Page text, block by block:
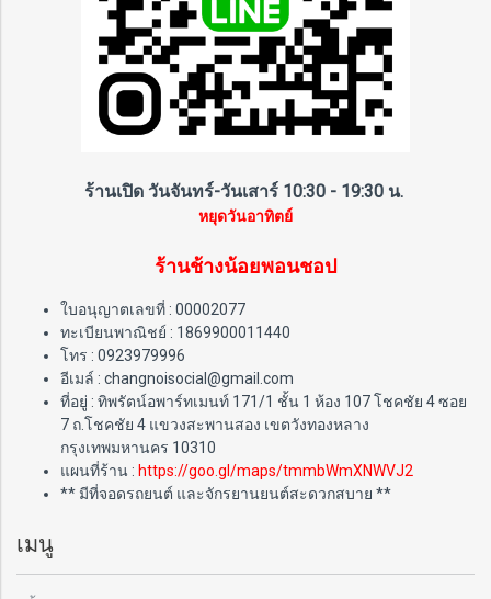
ร้านเปิด วันจันทร์-วันเสาร์ 10:30 - 19:30 น.
หยุดวันอาทิตย์
ร้านช้างน้อยพอนชอป
ใบอนุญาตเลขที่ : 00002077
ทะเบียนพาณิชย์ : 1869900011440
โทร : 0923979996
อีเมล์ : changnoisocial@gmail.com
ที่อยู่ : ทิพรัตน์อพาร์ทเมนท์ 171/1 ชั้น 1 ห้อง 107 โชคชัย 4 ซอย
7 ถ.โชคชัย 4 แขวงสะพานสอง เขตวังทองหลาง
กรุงเทพมหานคร 10310
แผนที่ร้าน : https://goo.gl/maps/tmmbWmXNWVJ2
** มีที่จอดรถยนต์ และจักรยานยนต์สะดวกสบาย **
เมนู